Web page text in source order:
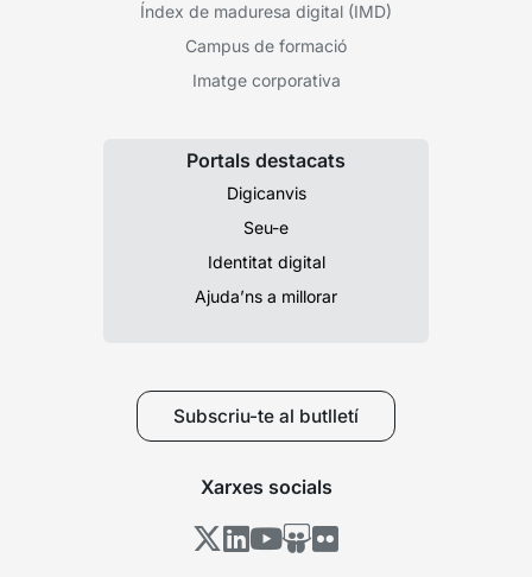
Índex de maduresa digital (IMD)
Campus de formació
Imatge corporativa
Portals destacats
Digicanvis
Seu-e
Identitat digital
Ajuda’ns a millorar
Subscriu-te al butlletí
Xarxes socials